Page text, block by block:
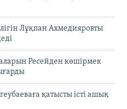
Лұқпан Ахмедияровты
Ресейден көшірмек
қатысты істі ашық